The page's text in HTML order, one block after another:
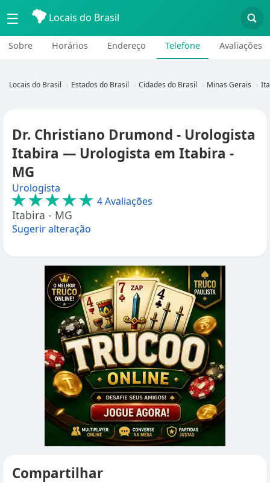
☰ Locais do Brasil
Sobre Horários Endereço Telefone Avaliações
Locais do Brasil Estados do Brasil Cidades do Brasil Minas Gerais
Dr. Christiano Drumond - Urologista
Itabira — Urologista em Itabira -
MG
Urologista
★★★★★ 4 Avaliações
Itabira - MG
Sugerir alteração
Compartilhar